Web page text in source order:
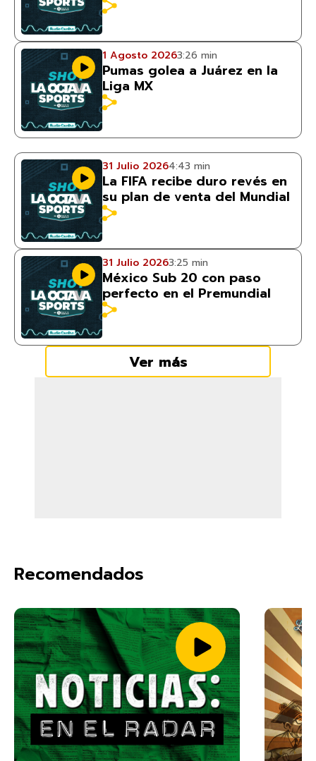
1 Agosto 20263:26 min
Pumas golea a Juárez en la
Liga MX
31 Julio 20264:43 min
La FIFA recibe duro revés en
su plan de venta del Mundial
31 Julio 20263:25 min
México Sub 20 con paso
perfecto en el Premundial
Ver más
Recomendados